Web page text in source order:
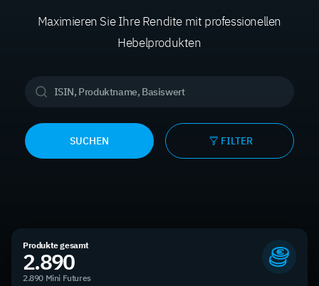
Maximieren Sie Ihre Rendite mit professionellen
Hebelprodukten
SUCHEN FILTER
Produkte gesamt
2.890
2.890 Mini Futures